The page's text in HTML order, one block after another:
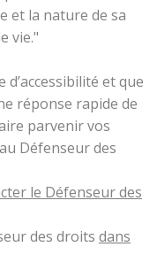
et la nature de sa
vie."
et que
réponse rapide de
parvenir vos
Défenseur des
le Défenseur des
des droits dans